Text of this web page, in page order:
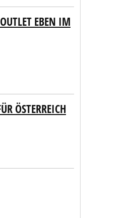
EBEN IM
ÖSTERREICH